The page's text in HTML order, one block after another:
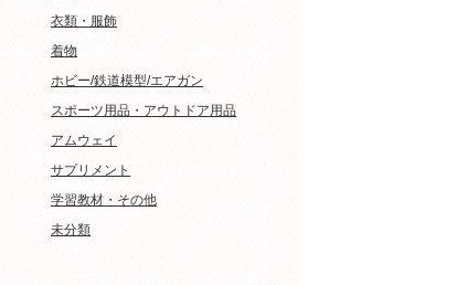
衣類・服飾
着物
ホビー/鉄道模型/エアガン
スポーツ用品・アウトドア用品
アムウェイ
サプリメント
学習教材・その他
未分類